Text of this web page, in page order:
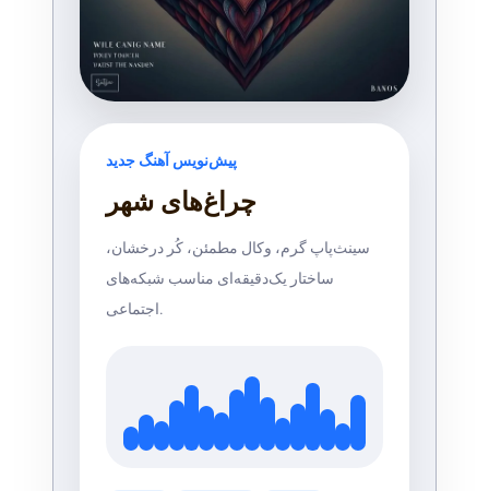
پیش‌نویس آهنگ جدید
چراغ‌های شهر
سینث‌پاپ گرم، وکال مطمئن، کُر درخشان،
ساختار یک‌دقیقه‌ای مناسب شبکه‌های
اجتماعی.